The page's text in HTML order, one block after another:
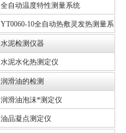
全自动温度特性测量系统
YT0060-10全自动热敷灵发热测量系
统
水泥检测仪器
水泥水化热测定仪
润滑油的检测
润滑油泡沫*测定仪
油品凝点测定仪